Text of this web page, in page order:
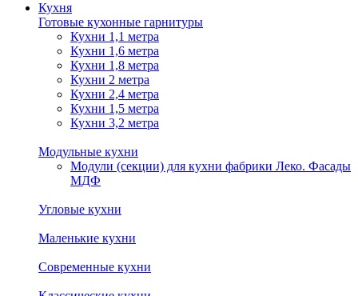
Кухня
Готовые кухонные гарнитуры
Кухни 1,1 метра
Кухни 1,6 метра
Кухни 1,8 метра
Кухни 2 метра
Кухни 2,4 метра
Кухни 1,5 метра
Кухни 3,2 метра
Модульные кухни
Модули (секции) для кухни фабрики Леко. Фасады
МДФ
Угловые кухни
Маленькие кухни
Современные кухни